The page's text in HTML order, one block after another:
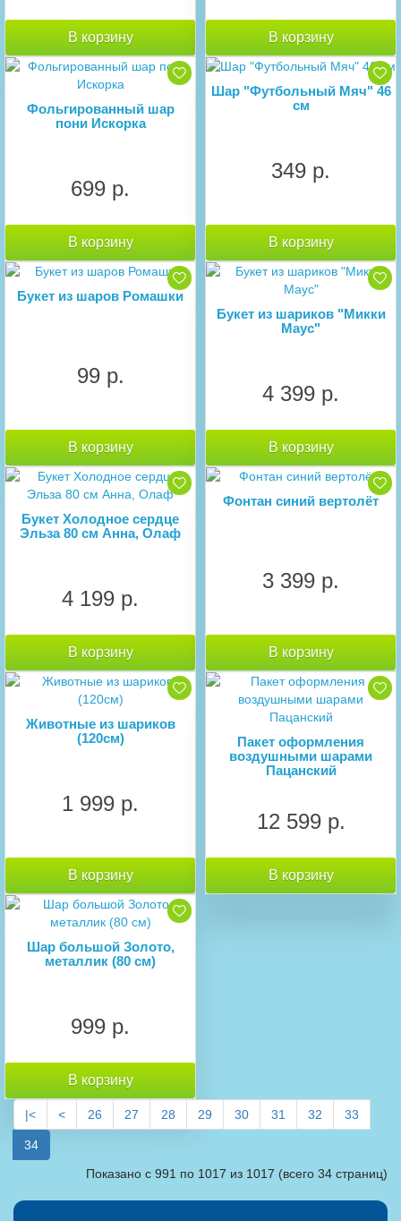
В корзину В корзину
Фольгированный шар
пони Искорка
699 р.
В корзину
Шар "Футбольный Мяч" 46
см
349 р.
В корзину
Букет из шаров Ромашки
99 р.
В корзину
Букет из шариков "Микки
Маус"
4 399 р.
В корзину
Букет Холодное сердце
Эльза 80 см Анна, Олаф
4 199 р.
В корзину
Фонтан синий вертолёт
3 399 р.
В корзину
Животные из шариков
(120см)
1 999 р.
В корзину
Пакет оформления
воздушными шарами
Пацанский
12 599 р.
В корзину
Шар большой Золото,
металлик (80 см)
999 р.
В корзину
|< < 26 27 28 29 30 31 32 33
34
Показано с 991 по 1017 из 1017 (всего 34 страниц)